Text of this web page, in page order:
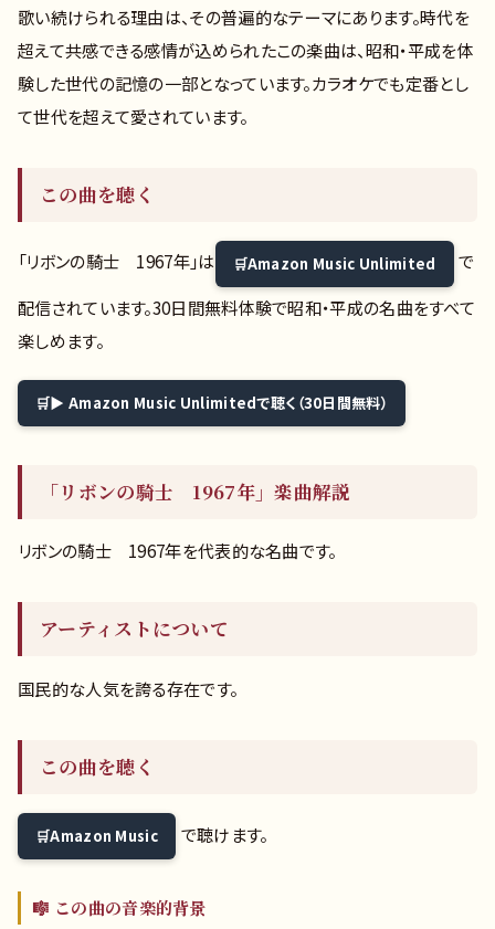
歌い続けられる理由は、その普遍的なテーマにあります。時代を
超えて共感できる感情が込められたこの楽曲は、昭和・平成を体
験した世代の記憶の一部となっています。カラオケでも定番とし
て世代を超えて愛されています。
この曲を聴く
「リボンの騎士 1967年」は Amazon Music Unlimited
で
配信されています。30日間無料体験で昭和・平成の名曲をすべて
楽しめます。
▶ Amazon Music Unlimitedで聴く（30日間無料）
「リボンの騎士 1967年」楽曲解説
リボンの騎士 1967年を代表的な名曲です。
アーティストについて
国民的な人気を誇る存在です。
この曲を聴く
Amazon Music で聴けます。
🎼 この曲の音楽的背景